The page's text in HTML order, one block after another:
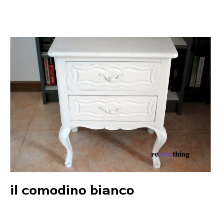
il comodino bianco